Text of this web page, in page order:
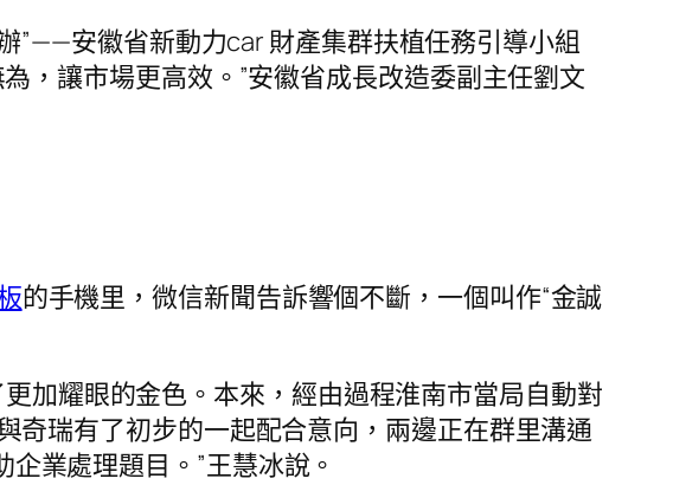
”——安徽省新動力car 財產集群扶植任務引導小組
，讓市場更高效。”安徽省成長改造委副主任劉文
的手機里，微信新聞告訴響個不斷，一個叫作“金誠
加耀眼的金色。本來，經由過程淮南市當局自動對
奇瑞有了初步的一起配合意向，兩邊正在群里溝通
業處理題目。”王慧冰說。